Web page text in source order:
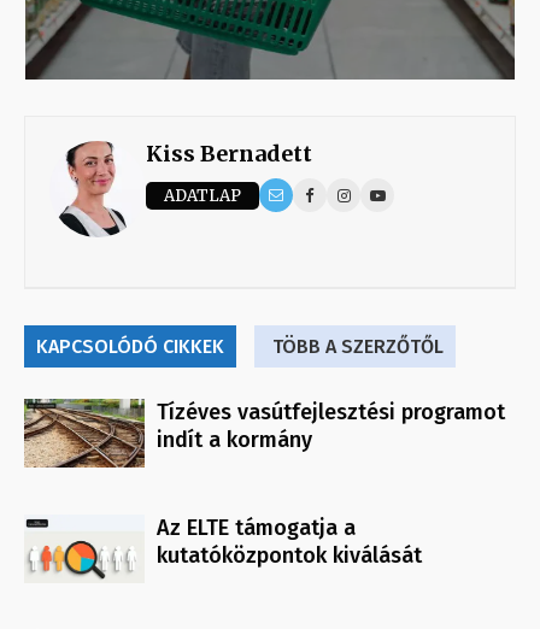
Kiss Bernadett
ADATLAP
KAPCSOLÓDÓ CIKKEK TÖBB A SZERZŐTŐL
Tízéves vasútfejlesztési programot
indít a kormány
Az ELTE támogatja a
kutatóközpontok kiválását